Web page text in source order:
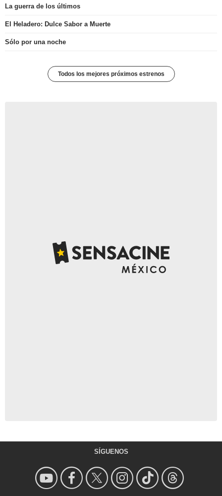
La guerra de los últimos
El Heladero: Dulce Sabor a Muerte
Sólo por una noche
Todos los mejores próximos estrenos
SÍGUENOS